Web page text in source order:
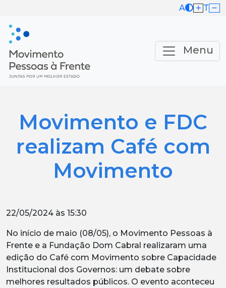
A T
Menu
Movimento e FDC
realizam Café com
Movimento
22/05/2024 às 15:30
No início de maio (08/05), o Movimento Pessoas à
Frente e a Fundação Dom Cabral realizaram uma
edição do Café com Movimento sobre Capacidade
Institucional dos Governos: um debate sobre
melhores resultados públicos. O evento aconteceu